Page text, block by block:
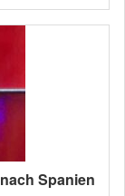
Spanien